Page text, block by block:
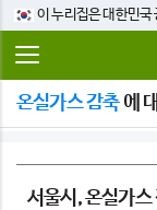
이 누리집은 대한민국
온실가스 감축에
서울시, 온실가스